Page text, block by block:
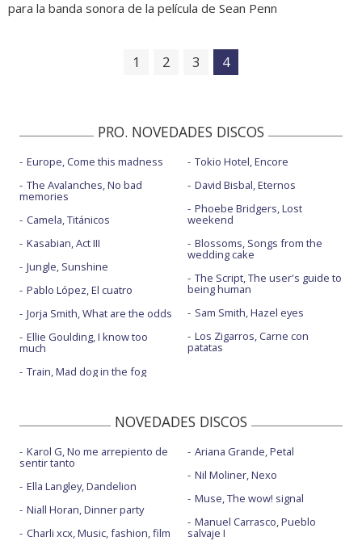
para la banda sonora de la película de Sean Penn
1 2 3 4
PRO. NOVEDADES DISCOS
Europe, Come this madness
The Avalanches, No bad
memories
Camela, Titánicos
Kasabian, Act III
Jungle, Sunshine
Pablo López, El cuatro
Jorja Smith, What are the odds
Ellie Goulding, I know too
much
Train, Mad dog in the fog
Tokio Hotel, Encore
David Bisbal, Eternos
Phoebe Bridgers, Lost
weekend
Blossoms, Songs from the
wedding cake
The Script, The user's guide to
being human
Sam Smith, Hazel eyes
Los Zigarros, Carne con
patatas
NOVEDADES DISCOS
Karol G, No me arrepiento de
sentir tanto
Ella Langley, Dandelion
Niall Horan, Dinner party
Charli xcx, Music, fashion, film
Ariana Grande, Petal
Nil Moliner, Nexo
Muse, The wow! signal
Manuel Carrasco, Pueblo
salvaje I